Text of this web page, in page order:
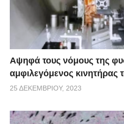
Αψηφά τους νόμους της
αμφιλεγόμενος κινητήρας
25 ΔΕΚΕΜΒΡΊΟΥ, 2023